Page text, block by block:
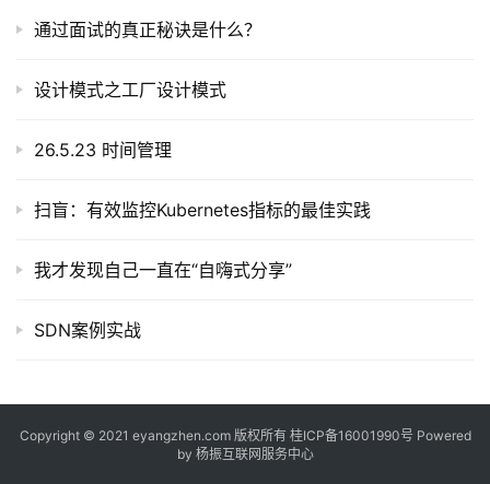
通过面试的真正秘诀是什么？
设计模式之工厂设计模式
26.5.23 时间管理
扫盲：有效监控Kubernetes指标的最佳实践
我才发现自己一直在“自嗨式分享”
SDN案例实战
Copyright © 2021 eyangzhen.com 版权所有 桂ICP备16001990号 Powered
by 杨振互联网服务中心